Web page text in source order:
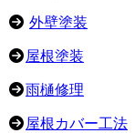
外壁塗装
屋根塗装
雨樋修理
屋根カバー工法